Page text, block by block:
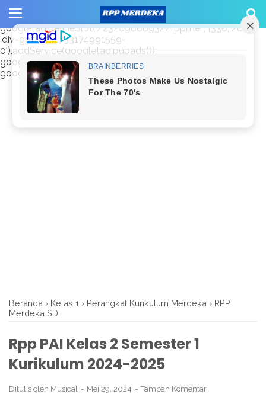
window.googletag = window.googletag || {cmd: []};
googletag.cmd.push(function() {
googletag.defineSlot('/23209888932/rppmer', [336, 280],
'div-gpt-ad-1733174991559-
0').addService(googletag.pubads());
googletag.pubads().enableSingleRequest();
googletag.enableServices(); });
Beranda › Kelas 1 › Perangkat Kurikulum Merdeka › RPP
Merdeka SD
Rpp PAI Kelas 2 Semester 1
Kurikulum 2024-2025
Ditulis oleh Musical Mei 29, 2024 Tambah Komentar